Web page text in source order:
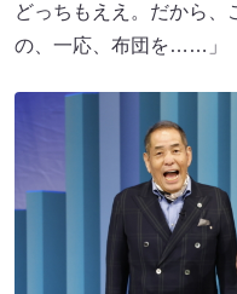
どっちもええ。だから
の、一応、布団を……」